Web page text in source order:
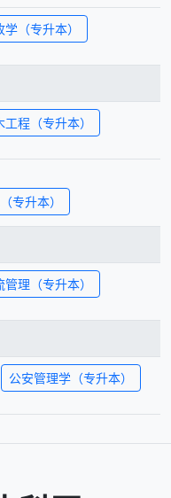
学（专升本）
工程（专升本）
专升本）
管理（专升本）
公安管理学（专升本）